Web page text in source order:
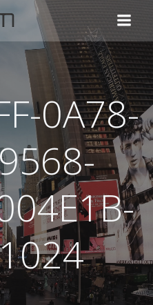
ン
0A78-